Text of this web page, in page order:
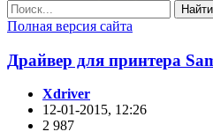
Найти
Полная версия сайта
Драйвер для принтера
Xdriver
12-01-2015, 12:26
2 987